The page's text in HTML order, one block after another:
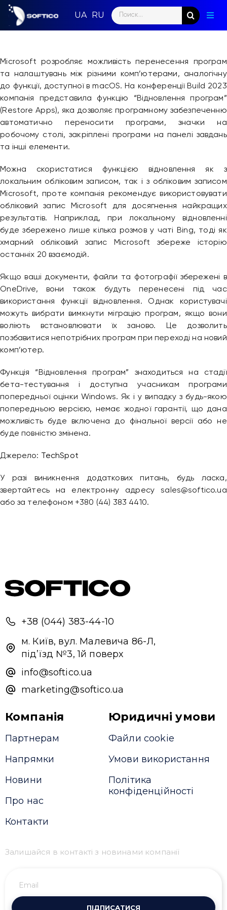
Skip
content
Search
for:
Microsoft розробляє можливість перенесення програм
та налаштувань між різними комп’ютерами, аналогічну
до функції, доступної в macOS. На конференції Build 2023
компанія представила функцію “Відновлення програм”
(Restore Apps), яка дозволяє програмному забезпеченню
автоматично переносити програми, значки на
робочому столі, закріплені програми на панелі завдань
та інші елементи.
Можна скористатися функцією відновлення як з
локальним обліковим записом, так і з обліковим записом
Microsoft, проте компанія рекомендує використовувати
обліковий запис Microsoft для досягнення найкращих
результатів. Наприклад, при локальному відновленні
буде збережено лише кілька розмов у чаті Bing, тоді як
хмарний обліковий запис Microsoft збереже історію
останніх 20 взаємодій.
Якщо ваші документи, файли та фотографії збережені в
OneDrive, вони також будуть перенесені під час
використання функції відновлення. Однак користувачі
можуть вибрати вимкнути міграцію програм, якщо вони
воліють встановлювати їх заново. Це дозволить
позбавитися непотрібних програм при переході на новий
комп’ютер.
Функція “Відновлення програм” знаходиться на стадії
бета-тестування і доступна учасникам програми
попередньої оцінки Windows. Як і у випадку з будь-якою
попередньою версією, немає жодної гарантії, що дана
можливість буде включена до фінальної версії або не
буде повністю змінена.
Джерело: TechSpot
У разі виникнення додаткових питань, будь ласка,
звертайтесь на електронну адресу sales@softico.ua
або за телефоном +380 (44) 383 4410.
+38 (044) 383-44-10
м. Київ, вул. Малевича 86-Л,
під’їзд №3, 1й поверх
info@softico.ua
marketing@softico.ua
Компанія
Партнерам
Напрямки
Новини
Про нас
Контакти
Юридичні умови
Файли cookie
Умови використання
Політика
конфіденційності
Залишайся в контакті з новинами компанії
ПІДПИСАТИСЯ
Привіт 👋, чим тобі допомогти?